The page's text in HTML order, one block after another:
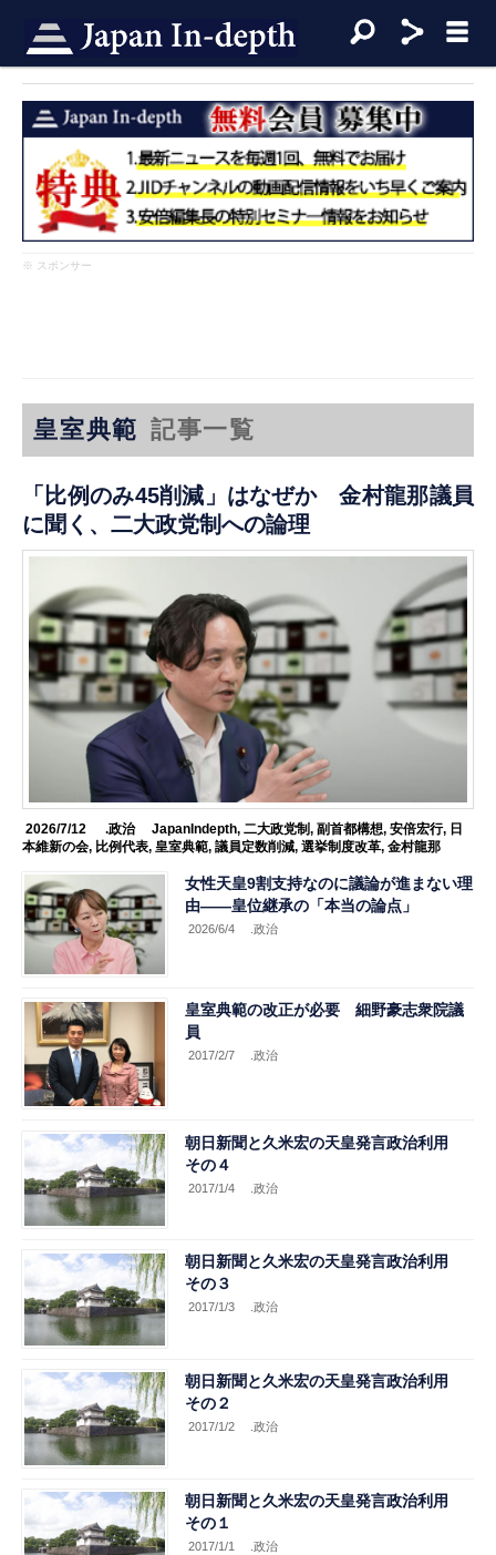
※ スポンサー
皇室典範 記事一覧
「比例のみ45削減」はなぜか 金村龍那議員
に聞く、二大政党制への論理
2026/7/12 .政治 JapanIndepth, 二大政党制, 副首都構想, 安倍宏行, 日
本維新の会, 比例代表,皇室典範,議員定数削減,選挙制度改革,金村龍那
女性天皇9割支持なのに議論が進まない理
由——皇位継承の「本当の論点」
2026/6/4 .政治
皇室典範の改正が必要 細野豪志衆院議
員
2017/2/7 .政治
朝日新聞と久米宏の天皇発言政治利用
その４
2017/1/4 .政治
朝日新聞と久米宏の天皇発言政治利用
その３
2017/1/3 .政治
朝日新聞と久米宏の天皇発言政治利用
その２
2017/1/2 .政治
朝日新聞と久米宏の天皇発言政治利用
その１
2017/1/1 .政治